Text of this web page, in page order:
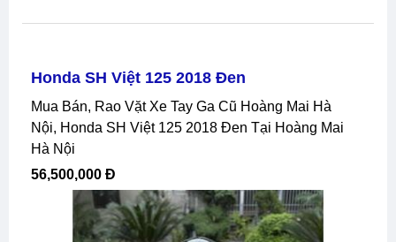
Honda SH Việt 125 2018 Đen
Mua Bán, Rao Vặt Xe Tay Ga Cũ Hoàng Mai Hà
Nội, Honda SH Việt 125 2018 Đen Tại Hoàng Mai
Hà Nội
56,500,000 Đ